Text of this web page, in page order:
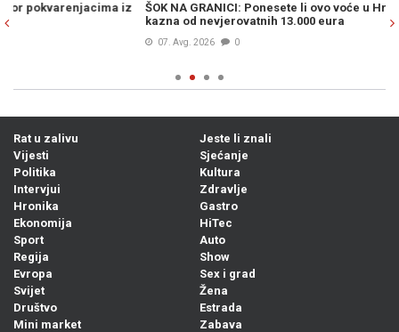
ŠOK NA GRANICI: Ponesete li ovo voće u Hrvatsku, prijeti vam
kazna od nevjerovatnih 13.000 eura
Rat u zalivu
Vijesti
Politika
Intervjui
Hronika
Ekonomija
Sport
Regija
Evropa
Svijet
Društvo
Mini market
Jeste li znali
Sjećanje
Kultura
Zdravlje
Gastro
HiTec
Auto
Show
Sex i grad
Žena
Estrada
Zabava